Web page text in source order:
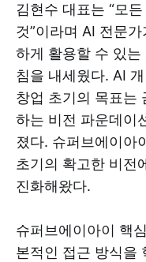
김현수 대표는 “모
것”이라며 AI 전문
하게 활용할 수 있
침을 내세웠다. AI
창업 초기의 목표는
하는 비전 파운데이
졌다. 슈퍼브에이아
초기의 확고한 비전
진화해왔다.
슈퍼브에이아이 핵
본적인 접근 방식을